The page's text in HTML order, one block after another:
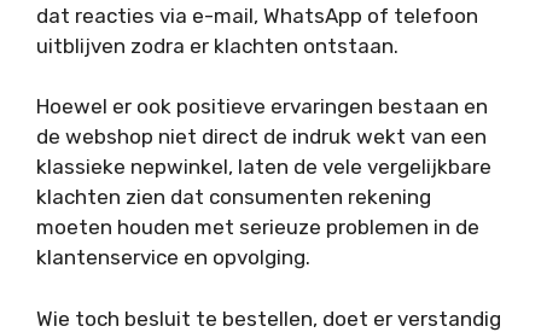
dat reacties via e-mail, WhatsApp of telefoon
uitblijven zodra er klachten ontstaan.
Hoewel er ook positieve ervaringen bestaan en
de webshop niet direct de indruk wekt van een
klassieke nepwinkel, laten de vele vergelijkbare
klachten zien dat consumenten rekening
moeten houden met serieuze problemen in de
klantenservice en opvolging.
Wie toch besluit te bestellen, doet er verstandig